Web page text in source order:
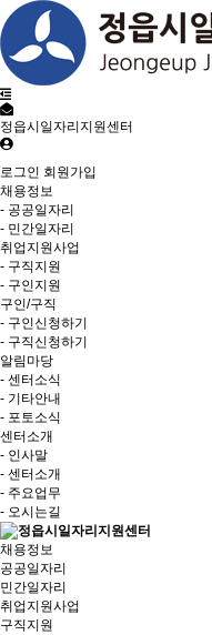
정읍시일자리지원센터
로그인 회원가입
채용정보
- 공공일자리
- 민간일자리
취업지원사업
- 구직지원
- 구인지원
구인/구직
- 구인신청하기
- 구직신청하기
알림마당
- 센터소식
- 기타안내
- 포토소식
센터소개
- 인사말
- 센터소개
- 주요업무
- 오시는길
채용정보
공공일자리
민간일자리
취업지원사업
구직지원